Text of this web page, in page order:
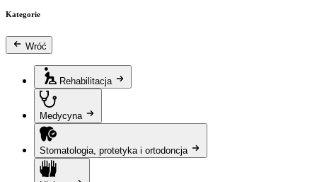
Kategorie
Wróć
Rehabilitacja
Medycyna
Stomatologia, protetyka i ortodoncja